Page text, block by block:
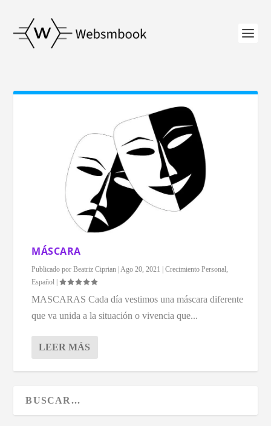
MÁSCARA
Publicado porBeatriz Ciprian |Ago 20, 2021 |Crecimiento Personal,
Español |
MASCARAS Cada día vestimos una máscara diferente
que va unida a la situación o vivencia que...
LEER MÁS